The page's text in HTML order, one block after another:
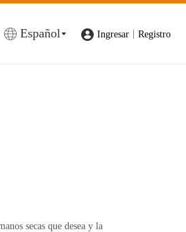
Español Ingresar Registro
secas que desea y la